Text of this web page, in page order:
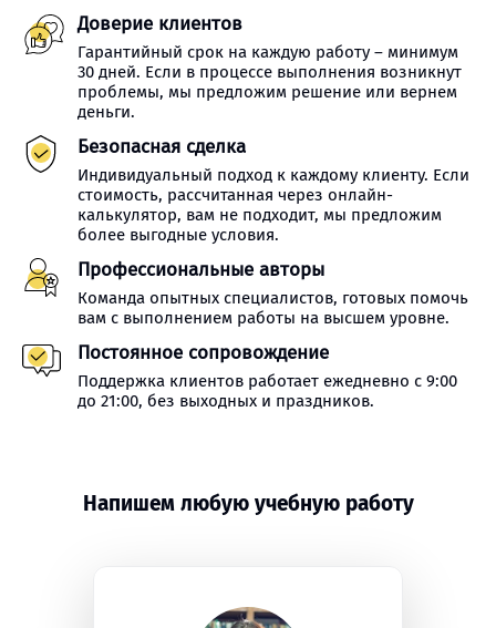
Доверие клиентов
Гарантийный срок на каждую работу – минимум
30 дней. Если в процессе выполнения возникнут
проблемы, мы предложим решение или вернем
деньги.
Безопасная сделка
Индивидуальный подход к каждому клиенту. Если
стоимость, рассчитанная через онлайн-
калькулятор, вам не подходит, мы предложим
более выгодные условия.
Профессиональные авторы
Команда опытных специалистов, готовых помочь
вам с выполнением работы на высшем уровне.
Постоянное сопровождение
Поддержка клиентов работает ежедневно с 9:00
до 21:00, без выходных и праздников.
Напишем любую учебную работу